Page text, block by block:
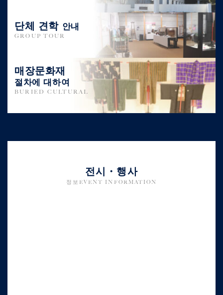
단체 견학 안내
GROUP TOUR
매장문화재
절차에 대하여
BURIED CULTURAL
전시・행사
정보EVENT INFORMATION